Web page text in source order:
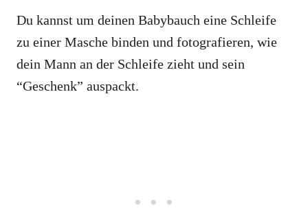
Du kannst um deinen Babybauch eine Schleife
zu einer Masche binden und fotografieren, wie
dein Mann an der Schleife zieht und sein
“Geschenk” auspackt.